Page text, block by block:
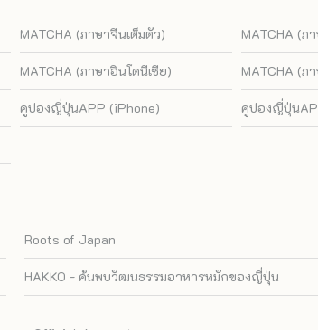
MATCHA (ภาษาจีนเต็มตัว) MATCHA (ภ
MATCHA (ภาษาอินโดนีเซีย) MATCHA (ภ
คูปองญี่ปุ่นAPP (iPhone) คูปองญี่ปุ่น
Roots of Japan
HAKKO - ค้นพบวัฒนธรรมอาหารหมักของญี่ปุ่น